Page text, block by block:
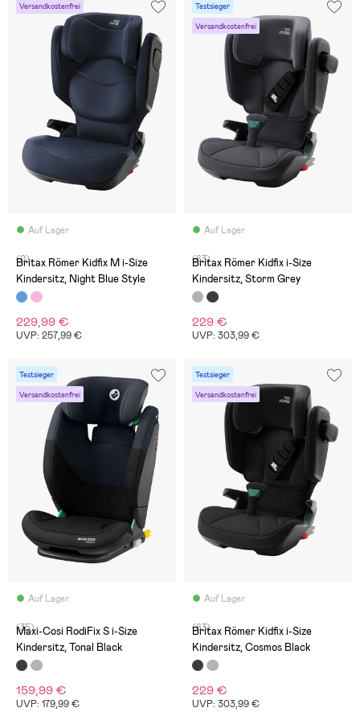
Versandkostenfrei
Auf Lager
(0)
Britax Römer Kidfix M i-Size
Kindersitz, Night Blue Style
229,99 €
UVP: 257,99 €
Testsieger
Versandkostenfrei
Auf Lager
(63)
Britax Römer Kidfix i-Size
Kindersitz, Storm Grey
229 €
UVP: 303,99 €
Testsieger
Versandkostenfrei
Auf Lager
(35)
Maxi-Cosi RodiFix S i-Size
Kindersitz, Tonal Black
159,99 €
UVP: 179,99 €
Testsieger
Versandkostenfrei
Auf Lager
(63)
Britax Römer Kidfix i-Size
Kindersitz, Cosmos Black
229 €
UVP: 303,99 €